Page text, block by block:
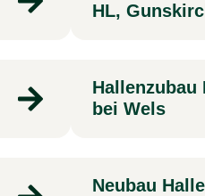
HL,
Hallenzubau
bei Wels
Neubau